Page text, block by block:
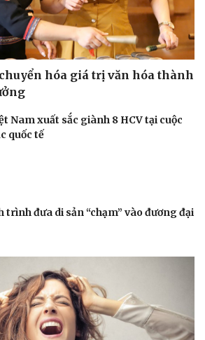
hóa giá trị văn hóa thành
Nam xuất sắc giành 8 HCV tại cuộc
quốc tế
trình đưa di sản “chạm” vào đương đại